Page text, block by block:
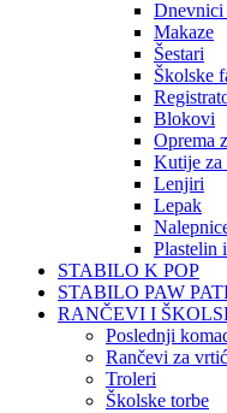
Dnevnici
Makaze
Šestari
Školske
Blokovi
Oprema
Kutije za
Lenjiri
Lepak
Plastelin
STABILO K POP
STABILO PAW
RANČEVI I
Poslednji
Rančevi za
Troleri
Školske torbe